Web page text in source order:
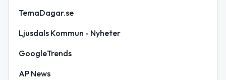
TemaDagar.se
Ljusdals Kommun - Nyheter
GoogleTrends
AP News